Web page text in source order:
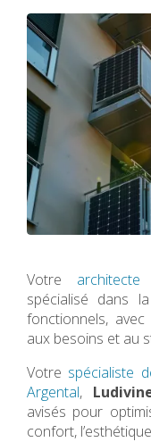
Votre
spécialisé dans
fonctionnels,
aux besoins et au
Votre spécialiste
Argental,
avisés pour
confort,